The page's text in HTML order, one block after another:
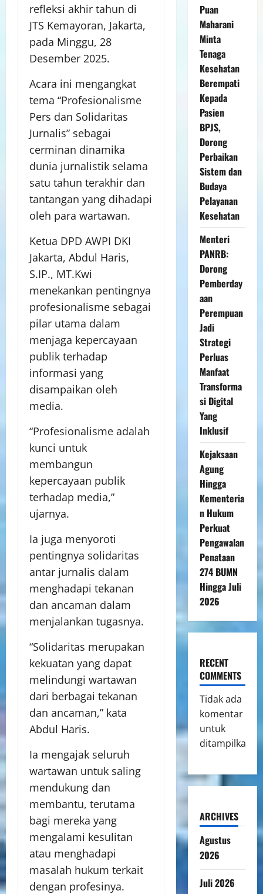
refleksi akhir tahun di
JTS Kemayoran, Jakarta,
pada Minggu, 28
Desember 2025.
Acara ini mengangkat
tema “Profesionalisme
Pers dan Solidaritas
Jurnalis” sebagai
cerminan dinamika
dunia jurnalistik selama
satu tahun terakhir dan
tantangan yang dihadapi
oleh para wartawan.
Ketua DPD AWPI DKI
Jakarta, Abdul Haris,
S.IP., MT.Kwi
menekankan pentingnya
profesionalisme sebagai
pilar utama dalam
menjaga kepercayaan
publik terhadap
informasi yang
disampaikan oleh
media.
“Profesionalisme adalah
kunci untuk
membangun
kepercayaan publik
terhadap media,”
ujarnya.
Ia juga menyoroti
pentingnya solidaritas
antar jurnalis dalam
menghadapi tekanan
dan ancaman dalam
menjalankan tugasnya.
“Solidaritas merupakan
kekuatan yang dapat
melindungi wartawan
dari berbagai tekanan
dan ancaman,” kata
Abdul Haris.
Ia mengajak seluruh
wartawan untuk saling
mendukung dan
membantu, terutama
bagi mereka yang
mengalami kesulitan
atau menghadapi
masalah hukum terkait
dengan profesinya.
Puan
Maharani
Minta
Tenaga
Kesehatan
Berempati
Kepada
Pasien
BPJS,
Dorong
Perbaikan
Sistem dan
Budaya
Pelayanan
Kesehatan
Menteri
PANRB:
Dorong
Pemberday
aan
Perempuan
Jadi
Strategi
Perluas
Manfaat
Transforma
si Digital
Yang
Inklusif
Kejaksaan
Agung
Hingga
Kementeria
n Hukum
Perkuat
Pengawalan
Penataan
274 BUMN
Hingga Juli
2026
RECENT
COMMENTS
Tidak ada
komentar
untuk
ditampilkan.
ARCHIVES
Agustus
2026
Juli 2026